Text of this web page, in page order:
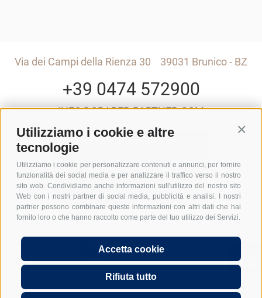
Utilizziamo i cookie e altre
tecnologie
Utilizziamo i cookie per personalizzare contenuti e annunci, per fornire
funzionalità dei social media e per analizzare il traffico verso il nostro
sito web. Condividiamo anche informazioni sull'utilizzo del nostro sito
Web con i nostri partner di social media, pubblicità e analisi. I nostri
partner possono combinare queste informazioni con altri dati che hai
fornito loro o che hanno raccolto come parte del tuo utilizzo dei Servizi.
Accetta cookie
Rifiuta tutto
Via dei Campi della Rienza 30 39031 Brunico - BZ
+39 0474 572900
INFO@GRABER-PARTNER.COM
VIA DEI CAMPI DELLA RIENZA 30
GEDI CENTER – 3° PIANO
I-39031 BRUNICO - BZ
UID: IT01590740211 Domande frequenti
FAQ Costituzione Srl in Italia
digital chatbot. Just ask me
anything...